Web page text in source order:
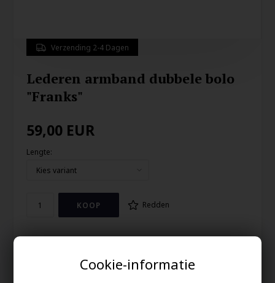
Cookie-informatie
Verzending 2-4 Dagen
Lederen armband dubbele bolo
"Franks"
59,00 EUR
Lengte:
Redden
de pols. Mooie en absoluut mannelijke herenarmband, en
wordt geleverd in zwart juwelenzakje. Verkrijgbaar in lengte van